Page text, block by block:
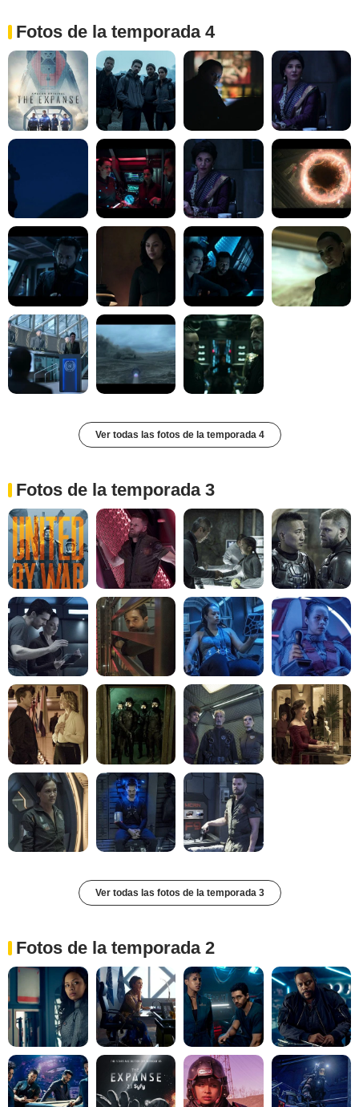
Fotos de la temporada 4
Ver todas las fotos de la temporada 4
Fotos de la temporada 3
Ver todas las fotos de la temporada 3
Fotos de la temporada 2